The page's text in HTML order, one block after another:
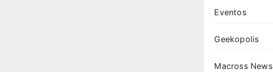
Eventos
Geekopolis
Macross News